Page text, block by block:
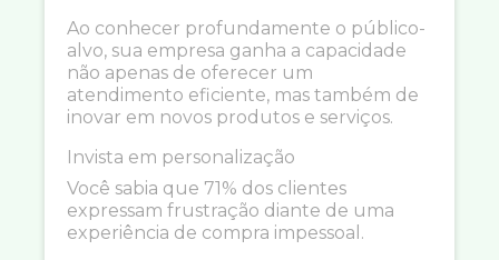
Ao conhecer profundamente o público-
alvo, sua empresa ganha a capacidade
não apenas de oferecer um
atendimento eficiente, mas também de
inovar em novos produtos e serviços.
Invista em personalização
Você sabia que 71% dos clientes
expressam frustração diante de uma
experiência de compra impessoal.